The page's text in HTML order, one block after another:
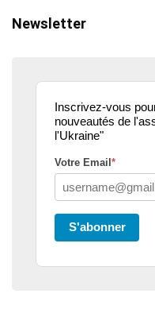
Newsletter
Inscrivez-vous
nouveautés de
l'Ukraine"
Votre Email *
S'abonner